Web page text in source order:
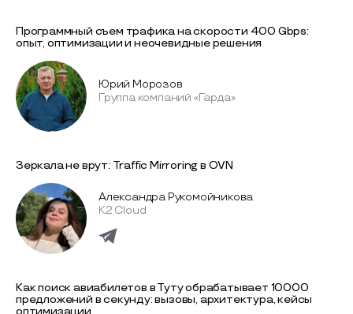
Программный съем трафика на скорости 400 Gbps:
опыт, оптимизации и неочевидные решения
Юрий Морозов
Группа компаний «Гарда»
Зеркала не врут: Traffic Mirroring в OVN
Александра Рукомойникова
K2 Cloud
Как поиск авиабилетов в Туту обрабатывает 10000
предложений в секунду: вызовы, архитектура, кейсы
оптимизации